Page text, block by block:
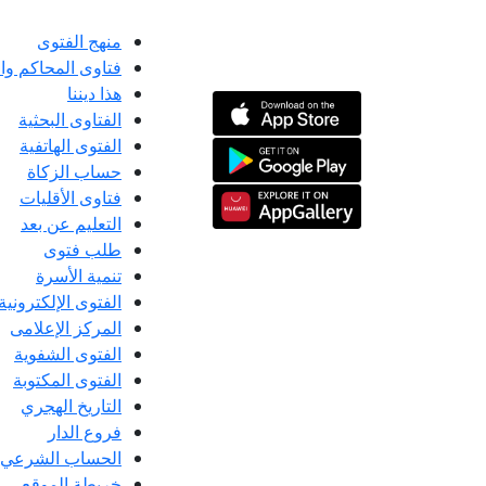
منهج الفتوى
فتاوى المحاكم
هذا ديننا
الفتاوى البحثية
الفتوى الهاتفية
حساب الزكاة
فتاوى الأقليات
التعليم عن بعد
طلب فتوى
تنمية الأسرة
الفتوى الإلكترونية
المركز الإعلامى
الفتوى الشفوية
الفتوى المكتوبة
التاريخ الهجري
فروع الدار
الحساب الشرعي